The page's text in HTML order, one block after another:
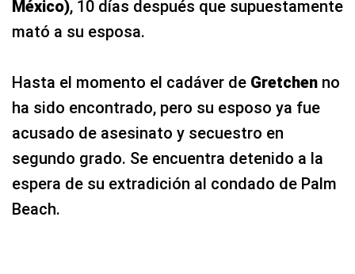
México), 10 días después que supuestamente
mató a su esposa.
Hasta el momento el cadáver de Gretchen no
ha sido encontrado, pero su esposo ya fue
acusado de asesinato y secuestro en
segundo grado. Se encuentra detenido a la
espera de su extradición al condado de Palm
Beach.